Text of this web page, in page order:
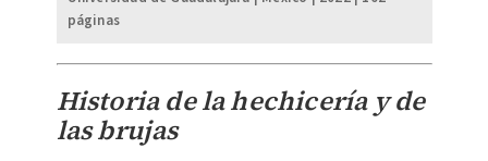
páginas
Historia de la hechicería y de
las brujas